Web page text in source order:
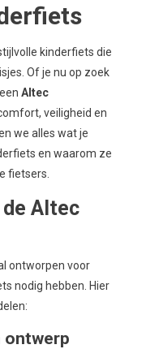
kinderfiets die
Of je nu op zoek
Altec
veiligheid en
we alles wat je
en waarom ze
fietsers.
Altec
ontworpen voor
nodig hebben. Hier
ontwerp